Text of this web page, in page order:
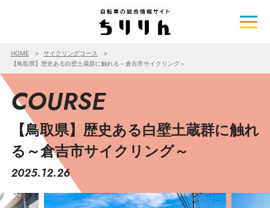
HOME
サイクリングコース
【鳥取県】歴史ある白壁土蔵群に触れる～倉吉市サイクリング～
COURSE
【鳥取県】歴史ある白壁土蔵群に触れ
る～倉吉市サイクリング～
2025.12.26